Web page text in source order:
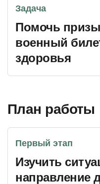
Задача
Помочь
военный
здоровья
План работы
Первый этап
Изучить
направление